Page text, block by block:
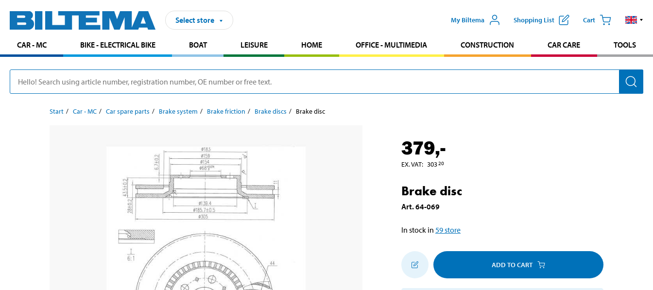
Select store My Biltema Shopping List Cart
CAR - MC BIKE - ELECTRICAL BIKE BOAT LEISURE HOME OFFICE - MULTIMEDIA CONSTRUCTION CAR CARE TOOLS
Start Car - MC Car spare parts Brake system Brake friction Brake discs Brake disc
379,-
EX. VAT: 30320
Brake disc
Art.64-069
In stock in 59store
ADD TO CART